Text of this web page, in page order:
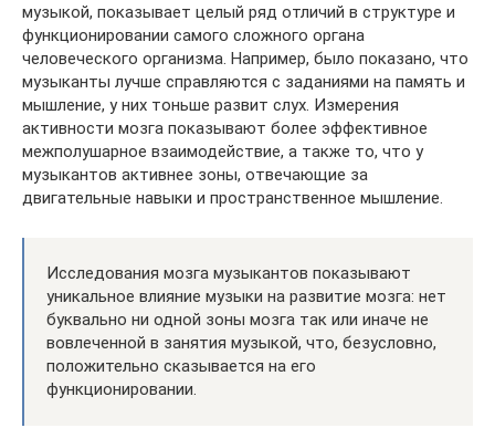
музыкой, показывает целый ряд отличий в структуре и
функционировании самого сложного органа
человеческого организма. Например, было показано, что
музыканты лучше справляются с заданиями на память и
мышление, у них тоньше развит слух. Измерения
активности мозга показывают более эффективное
межполушарное взаимодействие, а также то, что у
музыкантов активнее зоны, отвечающие за
двигательные навыки и пространственное мышление.
Исследования мозга музыкантов показывают
уникальное влияние музыки на развитие мозга: нет
буквально ни одной зоны мозга так или иначе не
вовлеченной в занятия музыкой, что, безусловно,
положительно сказывается на его
функционировании.